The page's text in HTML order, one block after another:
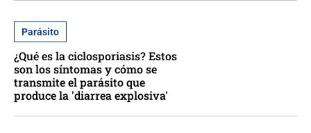
Parásito
¿Qué es la ciclosporiasis? Estos
son los síntomas y cómo se
transmite el parásito que
produce la 'diarrea explosiva'